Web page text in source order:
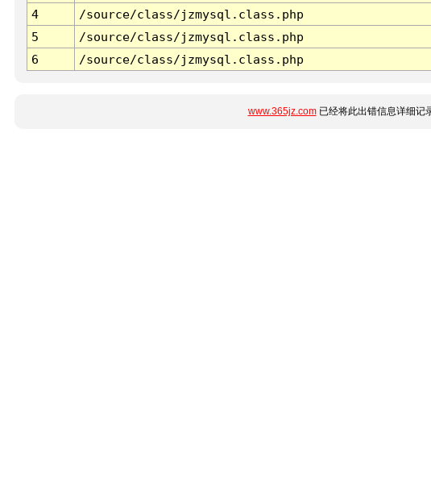
4
/source/class/jzmysql.class.php
5
/source/class/jzmysql.class.php
6
/source/class/jzmysql.class.php
www.365jz.com已经将此出错信息详细记